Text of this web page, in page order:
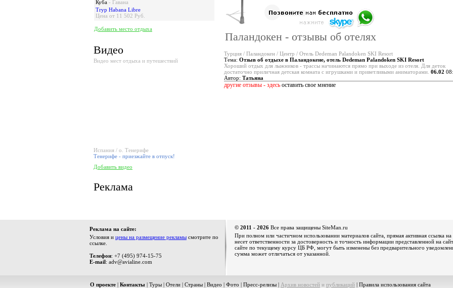
Куба - Гавана
Tryp Habana Libre
Цена от 11 502 Руб.
Добавить место отдыха
Видео
Видео мест отдыха и путешествий
Испания / о. Тенерифе
Тенерифе - приезжайте в отпуск!
Добавить видео
Реклама
Паландокен - отзывы об отелях
Турция / Паландокен / Центр / Отель Dedeman Palandoken SKI Resort
Тема: Отзыв об отдыхе в Паландокене, отель Dedeman Palandoken SKI Resort
Хороший отдых для лыжников - трассы начинаются прямо при выходе из отеля. Для деток
достаточно приличная детская комната с игрушками и приветливыми аниматорами. 06.02
Автор: Татьяна
другие отзывы - здесь оставить свое мнение
Реклама на сайте:
Условия и цены на размещение рекламы смотрите по
ссылке.
Телефон: +7 (495) 974-15-75
E-mail: adv@avialine.com
© 2011 - 2026 Все права защищены SiteMan.ru
При полном или частичном использовании материалов сайта, прямая активная ссылка
несет ответственности за достоверность и точность информации представленной на
сайте по текущему курсу ЦБ РФ, могут быть изменены без предварительного
сумма может отличаться от указанной.
О проекте | Контакты | Туры | Отели | Страны | Видео | Фото | Пресс-релизы | Архив новостей и публикаций | Правила использования сайта